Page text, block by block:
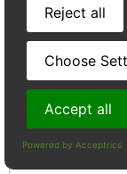
solution la plus
budget.
Les tarifs
punaises de lit
Type
Reject all
Choose
Accept all
Powered by Acceptrics